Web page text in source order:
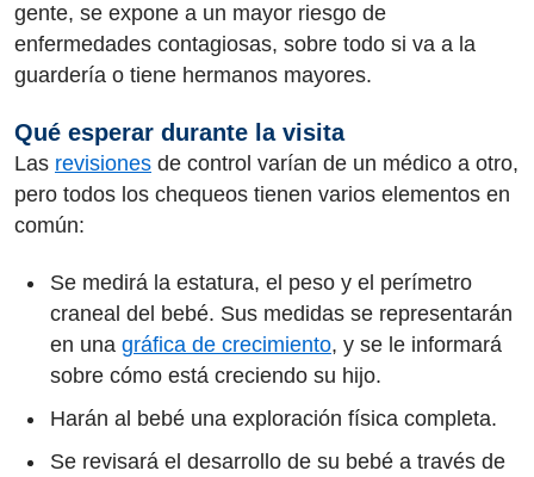
gente, se expone a un mayor riesgo de
enfermedades contagiosas, sobre todo si va a la
guardería o tiene hermanos mayores.
Qué esperar durante la visita
Las revisiones de control varían de un médico a otro,
pero todos los chequeos tienen varios elementos en
común:
Se medirá la estatura, el peso y el perímetro
craneal del bebé. Sus medidas se representarán
en una gráfica de crecimiento, y se le informará
sobre cómo está creciendo su hijo.
Harán al bebé una exploración física completa.
Se revisará el desarrollo de su bebé a través de